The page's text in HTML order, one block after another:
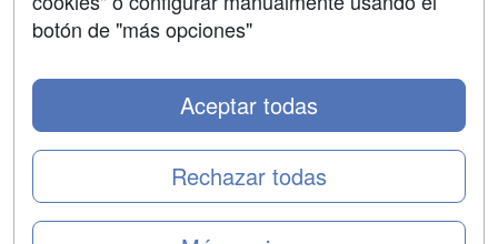
Copyright 2000-2026 Formazion Web, S.L. - Calle
botón de "más opciones"
Rechazar todas
Aceptar todas